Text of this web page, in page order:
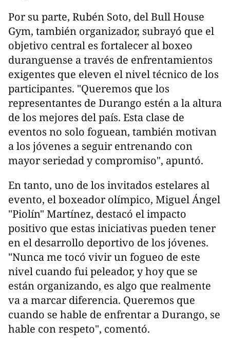
Por su parte, Rubén Soto, del Bull House
Gym, también organizador, subrayó que el
objetivo central es fortalecer al boxeo
duranguense a través de enfrentamientos
exigentes que eleven el nivel técnico de los
participantes. "Queremos que los
representantes de Durango estén a la altura
de los mejores del país. Esta clase de
eventos no solo foguean, también motivan
a los jóvenes a seguir entrenando con
mayor seriedad y compromiso", apuntó.
En tanto, uno de los invitados estelares al
evento, el boxeador olímpico, Miguel Ángel
"Piolín" Martínez, destacó el impacto
positivo que estas iniciativas pueden tener
en el desarrollo deportivo de los jóvenes.
"Nunca me tocó vivir un fogueo de este
nivel cuando fui peleador, y hoy que se
están organizando, es algo que realmente
va a marcar diferencia. Queremos que
cuando se hable de enfrentar a Durango, se
hable con respeto", comentó.